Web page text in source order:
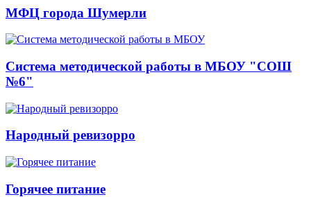
МФЦ города Шумерли
Система методической работы в МБОУ "СОШ
№6"
Народный ревизорро
Горячее питание